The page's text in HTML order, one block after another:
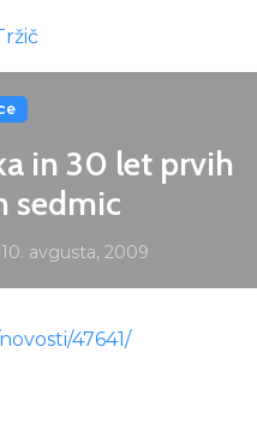
in 30 let prvih
sedmic
10. avgusta, 2009
47641/